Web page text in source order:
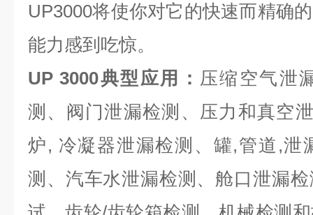
UP3000将使你对它的快速而精确
能力感到吃惊。
UP 3000典型应用： 压缩空气泄
测、阀门泄漏检测、压力和真空
炉, 冷凝器泄漏检测、罐,管道,泄
测、汽车水泄漏检测、舱口泄漏